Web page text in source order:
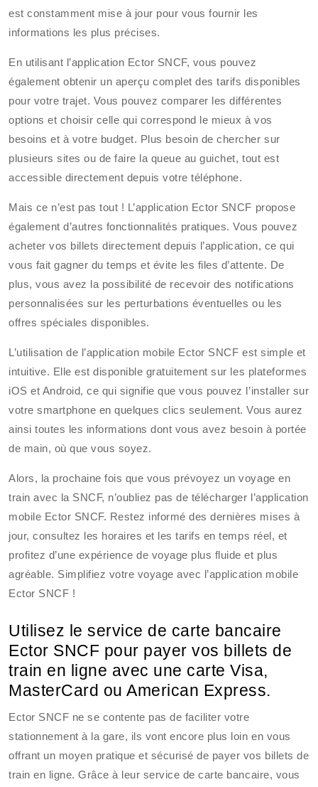
est constamment mise à jour pour vous fournir les
informations les plus précises.
En utilisant l’application Ector SNCF, vous pouvez
également obtenir un aperçu complet des tarifs disponibles
pour votre trajet. Vous pouvez comparer les différentes
options et choisir celle qui correspond le mieux à vos
besoins et à votre budget. Plus besoin de chercher sur
plusieurs sites ou de faire la queue au guichet, tout est
accessible directement depuis votre téléphone.
Mais ce n’est pas tout ! L’application Ector SNCF propose
également d’autres fonctionnalités pratiques. Vous pouvez
acheter vos billets directement depuis l’application, ce qui
vous fait gagner du temps et évite les files d’attente. De
plus, vous avez la possibilité de recevoir des notifications
personnalisées sur les perturbations éventuelles ou les
offres spéciales disponibles.
L’utilisation de l’application mobile Ector SNCF est simple et
intuitive. Elle est disponible gratuitement sur les plateformes
iOS et Android, ce qui signifie que vous pouvez l’installer sur
votre smartphone en quelques clics seulement. Vous aurez
ainsi toutes les informations dont vous avez besoin à portée
de main, où que vous soyez.
Alors, la prochaine fois que vous prévoyez un voyage en
train avec la SNCF, n’oubliez pas de télécharger l’application
mobile Ector SNCF. Restez informé des dernières mises à
jour, consultez les horaires et les tarifs en temps réel, et
profitez d’une expérience de voyage plus fluide et plus
agréable. Simplifiez votre voyage avec l’application mobile
Ector SNCF !
Utilisez le service de carte bancaire
Ector SNCF pour payer vos billets de
train en ligne avec une carte Visa,
MasterCard ou American Express.
Ector SNCF ne se contente pas de faciliter votre
stationnement à la gare, ils vont encore plus loin en vous
offrant un moyen pratique et sécurisé de payer vos billets de
train en ligne. Grâce à leur service de carte bancaire, vous